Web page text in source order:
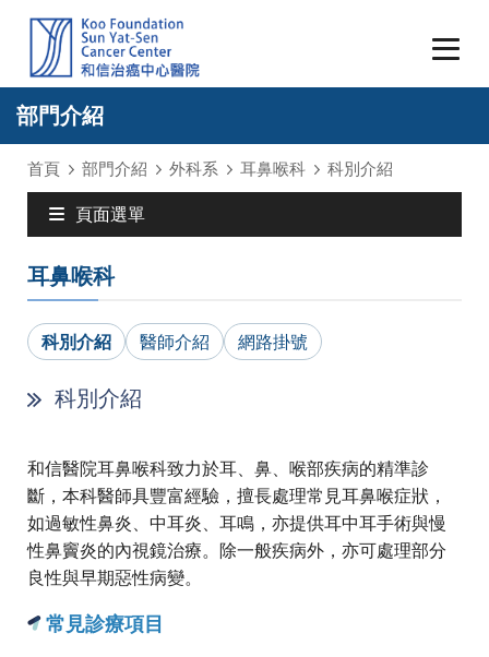
部門介紹
首頁 部門介紹 外科系 耳鼻喉科 科別介紹
頁面選單
耳鼻喉科
科別介紹 醫師介紹 網路掛號
科別介紹
和信醫院耳鼻喉科致力於耳、鼻、喉部疾病的精準診
斷，本科醫師具豐富經驗，擅長處理常見耳鼻喉症狀，
如過敏性鼻炎、中耳炎、耳鳴，亦提供耳中耳手術與慢
性鼻竇炎的內視鏡治療。除一般疾病外，亦可處理部分
良性與早期惡性病變。
常見診療項目